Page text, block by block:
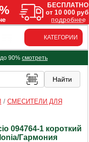
КАТЕГОРИИ
90% смотреть
/ СМЕСИТЕЛИ ДЛЯ
094764-1 короткий
Гармония